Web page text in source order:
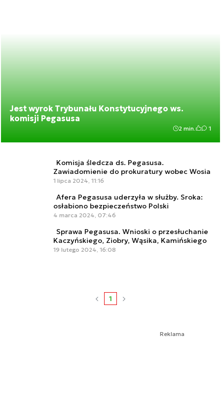
Jest wyrok Trybunału Konstytucyjnego ws.
komisji Pegasusa
2 min. 1
Komisja śledcza ds. Pegasusa.
Zawiadomienie do prokuratury wobec Wosia
1 lipca 2024, 11:16
Afera Pegasusa uderzyła w służby. Sroka:
osłabiono bezpieczeństwo Polski
4 marca 2024, 07:46
Sprawa Pegasusa. Wnioski o przesłuchanie
Kaczyńskiego, Ziobry, Wąsika, Kamińskiego
19 lutego 2024, 16:08
1
Reklama